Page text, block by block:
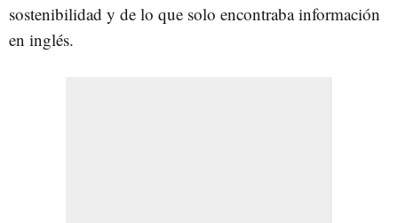
sostenibilidad y de lo que solo encontraba información
en inglés.